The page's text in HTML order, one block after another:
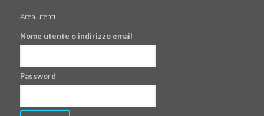
Area utenti
Nome utente o indirizzo email
Password